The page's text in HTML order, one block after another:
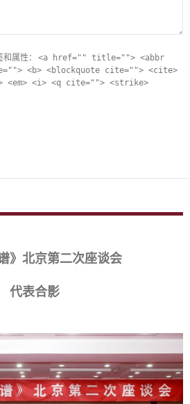
和属性： <a href="" title=""> <abbr
<b> <blockquote cite=""> <cite>
<em> <i> <q cite=""> <strike>
》北京第二次座谈会
代表合影